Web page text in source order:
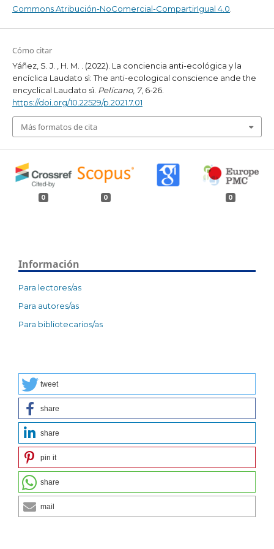
Commons Atribución-NoComercial-CompartirIgual 4.0
Cómo citar
Yáñez, S. J. , H. M. . (2022). La conciencia anti-ecológica y la
encíclica Laudato sì: The anti-ecological conscience ande the
encyclical Laudato sì. Pelícano, 7, 6-26.
https://doi.org/10.22529/p.2021.7.01
Más formatos de cita
0 0 0
Información
Para lectores/as
Para autores/as
Para bibliotecarios/as
tweet
share
share
pin it
share
mail